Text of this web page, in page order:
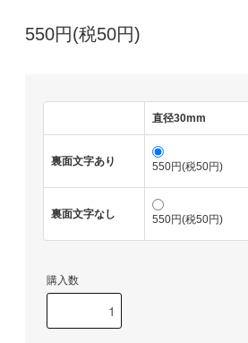
550円(税50円)
直径30mm
裏面文字あり 550円(税50円)
裏面文字なし 550円(税50円)
購入数